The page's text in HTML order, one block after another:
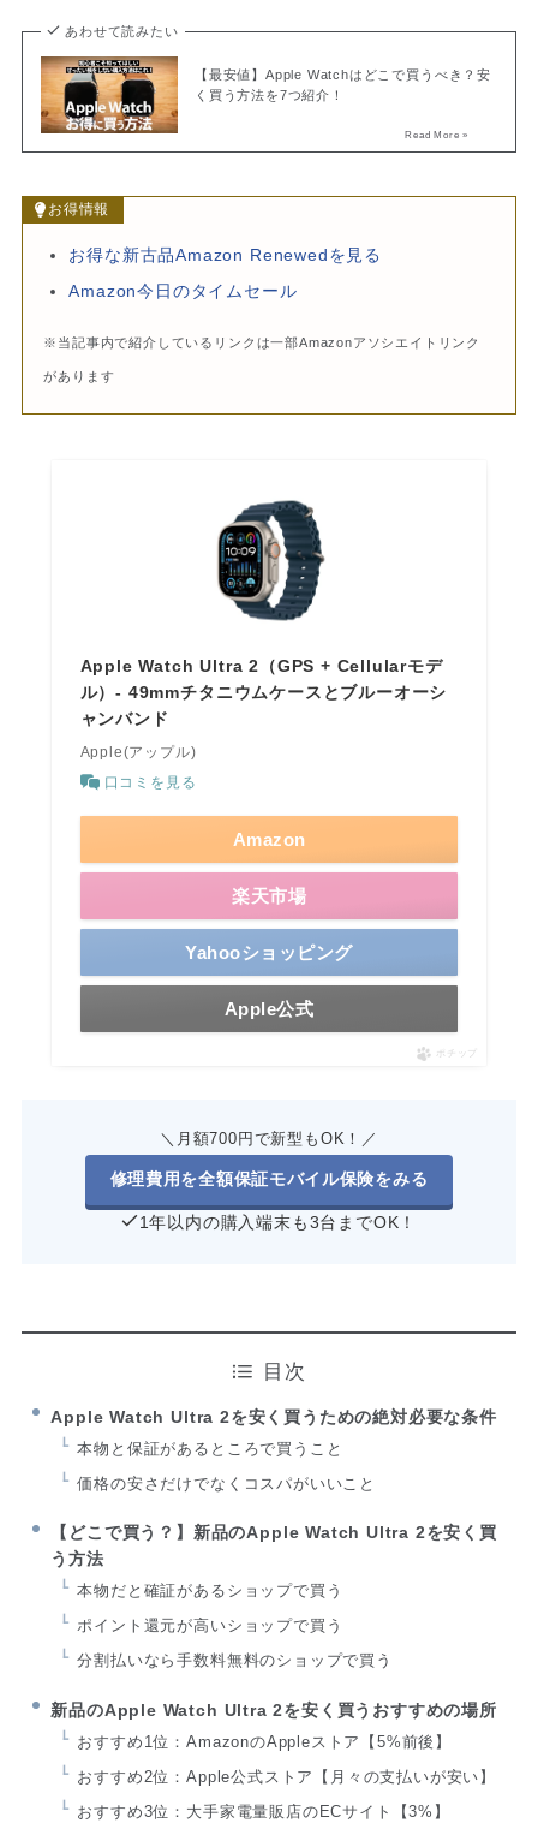
あわせて読みたい
【最安値】Apple Watchはどこで買うべき？安
く買う方法を7つ紹介！
お得情報
お得な新古品Amazon Renewedを見る
Amazon今日のタイムセール
※当記事内で紹介しているリンクは一部Amazonアソシエイトリンク
があります
Apple Watch Ultra 2（GPS + Cellularモデ
ル）- 49mmチタニウムケースとブルーオーシ
ャンバンド
Apple(アップル)
口コミを見る
Amazon
楽天市場
Yahooショッピング
Apple公式
ポチップ
＼月額700円で新型もOK！／
修理費用を全額保証モバイル保険をみる
1年以内の購入端末も3台までOK！
目次
Apple Watch Ultra 2を安く買うための絶対必要な条件
本物と保証があるところで買うこと
価格の安さだけでなくコスパがいいこと
【どこで買う？】新品のApple Watch Ultra 2を安く買
う方法
本物だと確証があるショップで買う
ポイント還元が高いショップで買う
分割払いなら手数料無料のショップで買う
新品のApple Watch Ultra 2を安く買うおすすめの場所
おすすめ1位：AmazonのAppleストア【5%前後】
おすすめ2位：Apple公式ストア【月々の支払いが安い】
おすすめ3位：大手家電量販店のECサイト【3%】